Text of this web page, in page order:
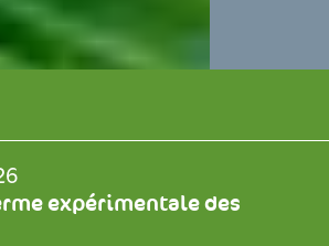
expérimentale des